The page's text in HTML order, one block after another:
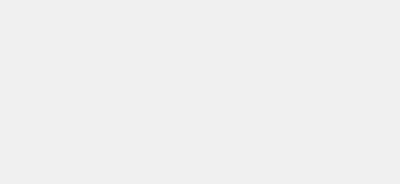
+5,1m; menší část haly má
se shodnou výškou +4,1m
IPE profilů. Sloupy jsou
tyčí s chemickou maltou na úrovni